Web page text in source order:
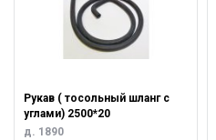
Рукав ( тосольный шланг с
углами) 2500*20
д. 1890